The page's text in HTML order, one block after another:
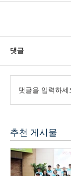
댓글
댓글을 입력하세
추천 게시물